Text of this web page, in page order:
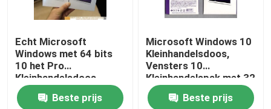
Echt Microsoft
Windows met 64 bits
10 het Pro
Kleinhandelsdoos
Gemakkelijke Gebruiken
voor PC/Tablet
Beste prijs
Microsoft Windows 10
Kleinhandelsdoos,
Vensters 10
Kleinhandelspak met 32
bits/met 64 bits
Beste prijs